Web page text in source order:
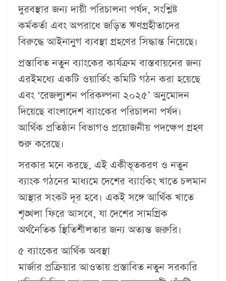
দুরবস্থার জন্য দায়ী পরিচালনা পর্ষদ, সংশ্লিষ্ট
কর্মকর্তা এবং অপরাধে জড়িত ঋণগ্রহীতাদের
বিরুদ্ধে আইনানুগ ব্যবস্থা গ্রহণের সিদ্ধান্ত নিয়েছে।
প্রস্তাবিত নতুন ব্যাংকের কার্যক্রম বাস্তবায়নের জন্য
এরইমধ্যে একটি ওয়ার্কিং কমিটি গঠন করা হয়েছে
এবং ‘রেজল্যুশন পরিকল্পনা ২০২৫’ অনুমোদন
দিয়েছে বাংলাদেশ ব্যাংকের পরিচালনা পর্ষদ।
আর্থিক প্রতিষ্ঠান বিভাগও প্রয়োজনীয় পদক্ষেপ গ্রহণ
শুরু করেছে।
সরকার মনে করছে, এই একীভূতকরণ ও নতুন
ব্যাংক গঠনের মাধ্যমে দেশের ব্যাংকিং খাতে চলমান
আস্থার সংকট দূর হবে। একই সঙ্গে আর্থিক খাতে
শৃঙ্খলা ফিরে আসবে, যা দেশের সামগ্রিক
অর্থনৈতিক স্থিতিশীলতার জন্য অত্যন্ত জরুরি।
৫ ব্যাংকের আর্থিক অবস্থা
মার্জার প্রক্রিয়ার আওতায় প্রস্তাবিত নতুন সরকারি